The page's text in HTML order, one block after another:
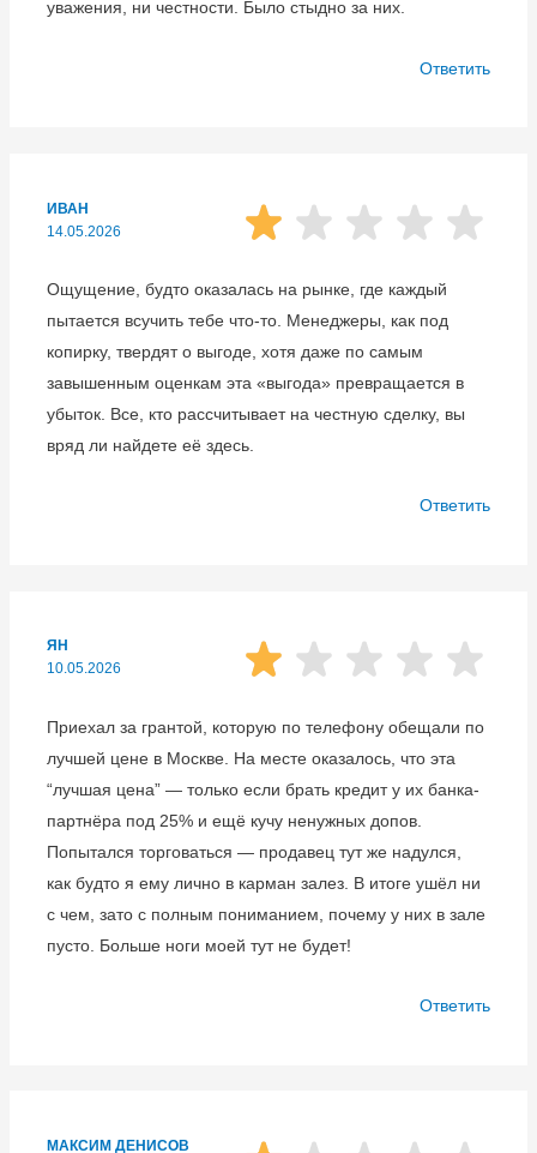
уважения, ни честности. Было стыдно за них.
Ответить
ИВАН
14.05.2026
Ощущение, будто оказалась на рынке, где каждый
пытается всучить тебе что-то. Менеджеры, как под
копирку, твердят о выгоде, хотя даже по самым
завышенным оценкам эта «выгода» превращается в
убыток. Все, кто рассчитывает на честную сделку, вы
вряд ли найдете её здесь.
Ответить
ЯН
10.05.2026
Приехал за грантой, которую по телефону обещали по
лучшей цене в Москве. На месте оказалось, что эта
“лучшая цена” — только если брать кредит у их банка-
партнёра под 25% и ещё кучу ненужных допов.
Попытался торговаться — продавец тут же надулся,
как будто я ему лично в карман залез. В итоге ушёл ни
с чем, зато с полным пониманием, почему у них в зале
пусто. Больше ноги моей тут не будет!
Ответить
МАКСИМ ДЕНИСОВ